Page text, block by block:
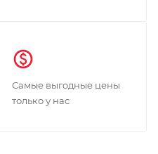
Самые выгодные цены
только у нас